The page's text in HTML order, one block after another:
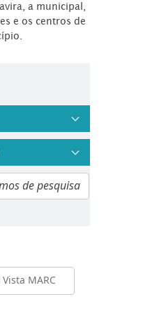
a municipal,
e os centros de
Vista MARC